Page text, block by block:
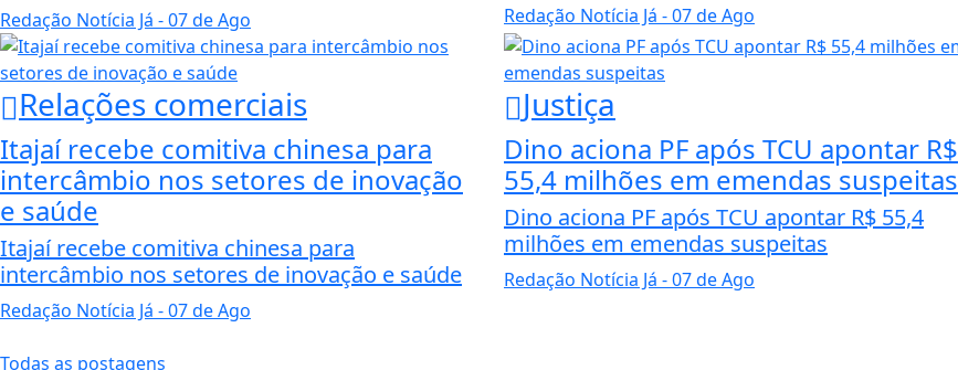
Redação Notícia Já - 07 de Ago Redação Notícia Já - 07 de Ago
Relações comerciais
Itajaí recebe comitiva chinesa para
intercâmbio nos setores de inovação
e saúde
Itajaí recebe comitiva chinesa para
intercâmbio nos setores de inovação e saúde
Redação Notícia Já - 07 de Ago
Justiça
Dino aciona PF após TCU apontar R$
55,4 milhões em emendas suspeitas
Dino aciona PF após TCU apontar R$ 55,4
milhões em emendas suspeitas
Redação Notícia Já - 07 de Ago
Todas as postagens